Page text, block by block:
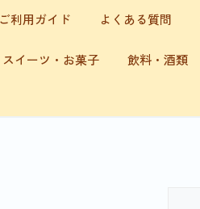
ご利用ガイド よくある質問
スイーツ・お菓子 飲料・酒類